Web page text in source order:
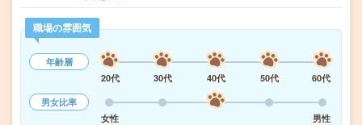
職場の雰囲気
年齢層
20代
30代 40代 50代
60代
男女比率
女性
男性